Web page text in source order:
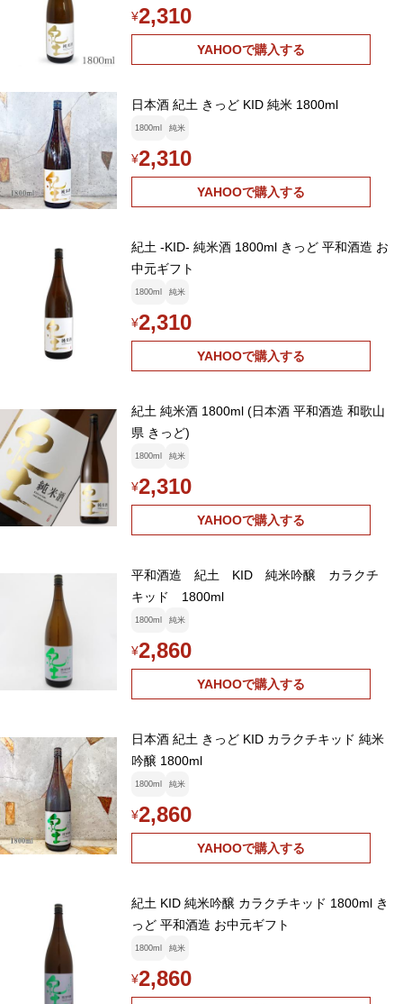
¥2,310
YAHOOで購入する
日本酒 紀土 きっど KID 純米 1800ml
1800ml 純米
¥2,310
YAHOOで購入する
紀土 -KID- 純米酒 1800ml きっど 平和酒造 お
中元ギフト
1800ml 純米
¥2,310
YAHOOで購入する
紀土 純米酒 1800ml (日本酒 平和酒造 和歌山
県 きっど)
1800ml 純米
¥2,310
YAHOOで購入する
平和酒造 紀土 KID 純米吟醸 カラクチ
キッド 1800ml
1800ml 純米
¥2,860
YAHOOで購入する
日本酒 紀土 きっど KID カラクチキッド 純米
吟醸 1800ml
1800ml 純米
¥2,860
YAHOOで購入する
紀土 KID 純米吟醸 カラクチキッド 1800ml き
っど 平和酒造 お中元ギフト
1800ml 純米
¥2,860